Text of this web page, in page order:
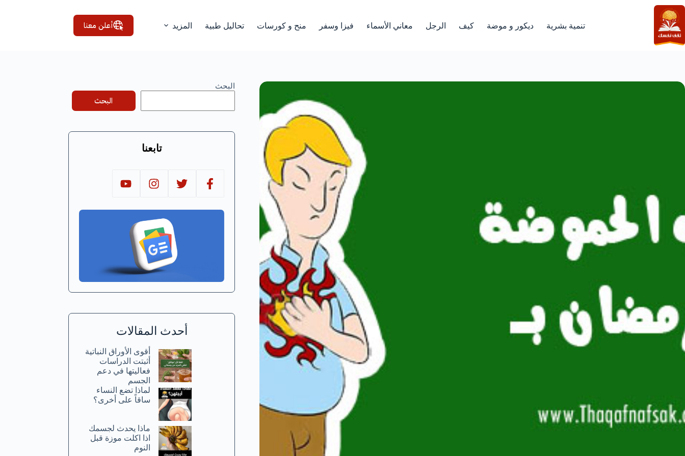
التجاوز
إلى
المحتوى
تنمية بشرية ديكور و موضة كيف الرجل معاني الأسماء فيزا وسفر منح و كورسات تحاليل طبية المزيد أعلن معنا
البحث
البحث
تابعنا
أحدث المقالات
أقوى الأوراق النباتية
أثبتت الدراسات
فعاليتها في دعم
الجسم
لماذا تضع النساء
ساقاً على أخرى؟
ماذا يحدث لجسمك
اذا اكلت موزة قبل
النوم